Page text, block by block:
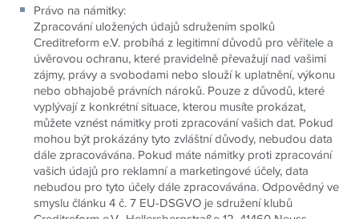
Právo na námitky:
Zpracování uložených údajů sdružením spolků
Creditreform e.V. probíhá z legitimní důvodů pro věřitele a
úvěrovou ochranu, které pravidelně převažují nad vašimi
zájmy, právy a svobodami nebo slouží k uplatnění, výkonu
nebo obhajobě právních nároků. Pouze z důvodů, které
vyplývají z konkrétní situace, kterou musíte prokázat,
můžete vznést námitky proti zpracování vašich dat. Pokud
mohou být prokázány tyto zvláštní důvody, nebudou data
dále zpracovávána. Pokud máte námitky proti zpracování
vašich údajů pro reklamní a marketingové účely, data
nebudou pro tyto účely dále zpracovávána. Odpovědný ve
smyslu článku 4 č. 7 EU-DSGVO je sdružení klubů